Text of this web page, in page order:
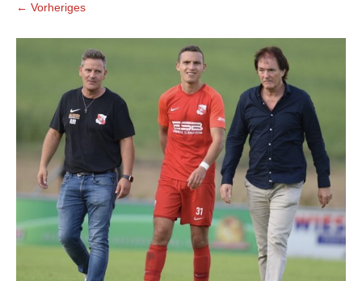
← Vorheriges